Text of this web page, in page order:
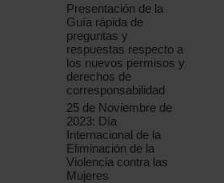
Presentación de la
Guía rápida de
preguntas y
respuestas respecto a
los nuevos permisos y
derechos de
corresponsabilidad
25 de Noviembre de
2023: Día
Internacional de la
Eliminación de la
Violencia contra las
Mujeres